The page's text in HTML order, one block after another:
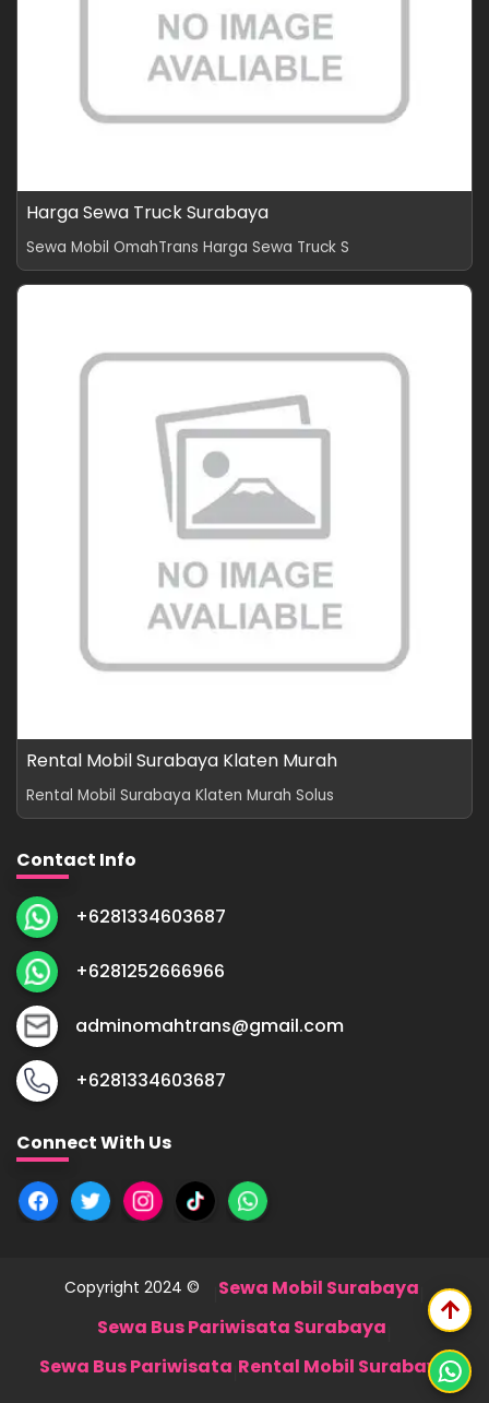
Harga Sewa Truck Surabaya
Sewa Mobil OmahTrans Harga Sewa Truck S
Rental Mobil Surabaya Klaten Murah
Rental Mobil Surabaya Klaten Murah Solus
Contact Info
+6281334603687
+6281252666966
adminomahtrans@gmail.com
+6281334603687
Connect With Us
arrow_upward
Copyright 2024 © Sewa Mobil Surabaya
Sewa Bus Pariwisata Surabaya
Sewa Bus Pariwisata Rental Mobil Surabaya